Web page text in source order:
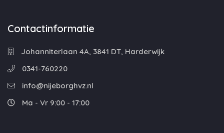
Contactinformatie
Johanniterlaan 4A, 3841 DT, Harderwijk
0341-760220
info@nijeborghvz.nl
Ma - Vr 9:00 - 17:00